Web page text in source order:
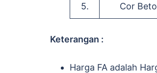
5. Cor
Keterangan :
Harga FA adalah